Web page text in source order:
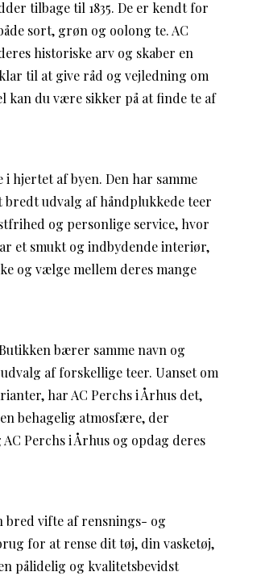
tilbage til 1835. De er kendt for
sort, grøn og oolong te. AC
historiske arv og skaber en
til at give råd og vejledning om
kan du være sikker på at finde te af
hjertet af byen. Den har samme
udvalg af håndplukkede teer
og personlige service, hvor
et smukt og indbydende interiør,
og vælge mellem deres mange
bærer samme navn og
af forskellige teer. Uanset om
har AC Perchs i Århus det,
behagelig atmosfære, der
Perchs i Århus og opdag deres
bred vifte af rensnings- og
for at rense dit tøj, din vasketøj,
pålidelig og kvalitetsbevidst